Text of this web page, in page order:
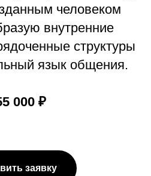
человеком
внутренние
структуры
язык общения.
000 ₽
заявку